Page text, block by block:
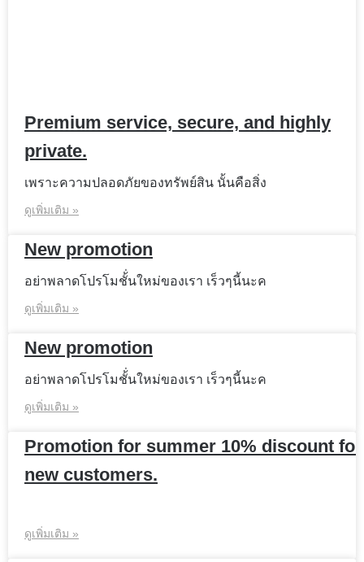
Premium service, secure, and highly
private.
เพราะความปลอดภัยของทรัพย์สิน นั้นคือสิ่ง
ดูเพิ่มเติม »
New promotion
อย่าพลาดโปรโมชั้่นใหม่ของเรา เร็วๆนี้นะค
ดูเพิ่มเติม »
New promotion
อย่าพลาดโปรโมชั้่นใหม่ของเรา เร็วๆนี้นะค
ดูเพิ่มเติม »
Promotion for summer 10% discount for
new customers.
ดูเพิ่มเติม »